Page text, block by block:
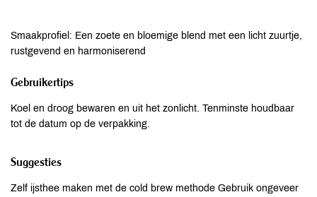
Smaakprofiel: Een zoete en bloemige blend met een licht zuurtje,
rustgevend en harmoniserend
Gebruikertips
Koel en droog bewaren en uit het zonlicht. Tenminste houdbaar
tot de datum op de verpakking.
Suggesties
Zelf ijsthee maken met de cold brew methode Gebruik ongeveer